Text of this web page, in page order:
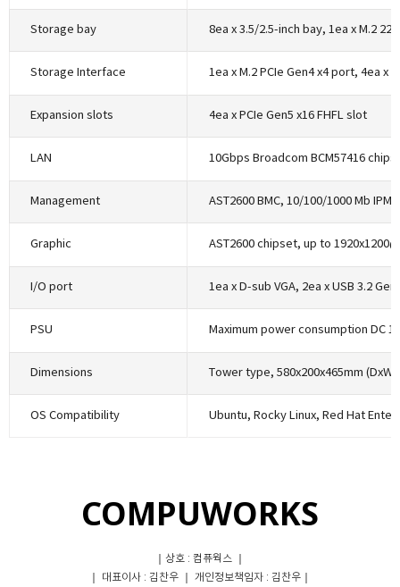
OS Compatibility
Storage bay
Storage Interface
Expansion slots
LAN
Management
Graphic
I/O port
PSU
Dimensions
COMPUWORKS
｜상호 : 컴퓨웍스 ｜
｜ 대표이사 : 김찬우 ｜ 개인정보책임자 : 김찬우｜